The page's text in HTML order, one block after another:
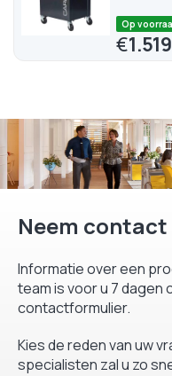
Op
€
Neem
Informatie over een
team is voor u 7 dagen
contactformulier.
Kies de reden van uw
specialisten zal u zo